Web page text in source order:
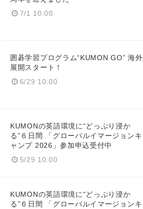
7/1 10:00
囲碁学習プログラム“KUMON GO” 海外
展開スタート！
6/29 10:00
KUMONの英語環境に“どっぷり浸か
る”６日間 「グローバルイマージョンキ
ャンプ 2026」参加申込受付中
5/29 10:00
KUMONの英語環境に“どっぷり浸か
る”６日間 「グローバルイマージョンキ